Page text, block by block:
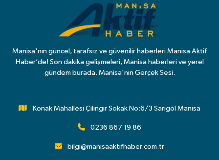
Manisa'nın güncel, tarafsız ve güvenilir haberleri Manisa Aktif
Haber’de! Son dakika gelişmeleri, Manisa haberleri ve yerel
gündem burada. Manisa'nın Gerçek Sesi.
Konak Mahallesi Çilingir Sokak No:6/3 Sarıgöl Manisa
0236 867 19 86
bilgi@manisaaktifhaber.com.tr